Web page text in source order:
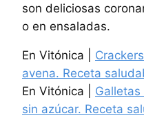
son deliciosas
o en ensaladas.
En Vitónica |
avena. Receta
En Vitónica |
sin azúcar. Receta